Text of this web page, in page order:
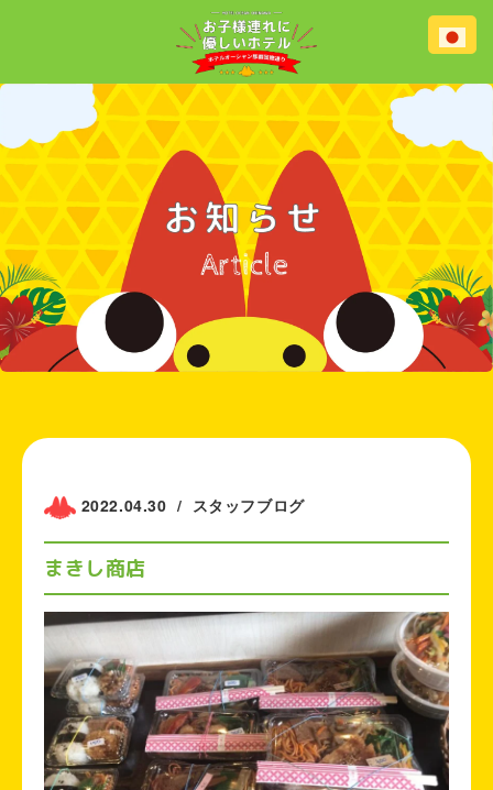
2022.04.30 / スタッフブログ
まきし商店